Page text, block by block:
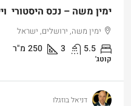
ימין משה – נכס היסטורי
ימין משה, ירושלים, ישראל
5.5
3
250 מ"ר
קוטג'
דניאל בוזגלו